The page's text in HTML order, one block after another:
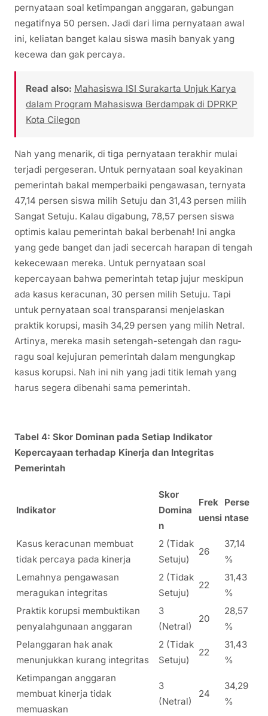
pernyataan soal ketimpangan anggaran, gabungan
negatifnya 50 persen. Jadi dari lima pernyataan awal
ini, keliatan banget kalau siswa masih banyak yang
kecewa dan gak percaya.
Read also: Mahasiswa ISI Surakarta Unjuk Karya
dalam Program Mahasiswa Berdampak di DPRKP
Kota Cilegon
Nah yang menarik, di tiga pernyataan terakhir mulai
terjadi pergeseran. Untuk pernyataan soal keyakinan
pemerintah bakal memperbaiki pengawasan, ternyata
47,14 persen siswa milih Setuju dan 31,43 persen milih
Sangat Setuju. Kalau digabung, 78,57 persen siswa
optimis kalau pemerintah bakal berbenah! Ini angka
yang gede banget dan jadi secercah harapan di tengah
kekecewaan mereka. Untuk pernyataan soal
kepercayaan bahwa pemerintah tetap jujur meskipun
ada kasus keracunan, 30 persen milih Setuju. Tapi
untuk pernyataan soal transparansi menjelaskan
praktik korupsi, masih 34,29 persen yang milih Netral.
Artinya, mereka masih setengah-setengah dan ragu-
ragu soal kejujuran pemerintah dalam mengungkap
kasus korupsi. Nah ini nih yang jadi titik lemah yang
harus segera dibenahi sama pemerintah.
Tabel 4: Skor Dominan pada Setiap Indikator
Kepercayaan terhadap Kinerja dan Integritas
Pemerintah
Indikator
Skor
Domina
n
Frek
uensi
Perse
ntase
Kasus keracunan membuat
tidak percaya pada kinerja
2 (Tidak
Setuju)
26
37,14
%
Lemahnya pengawasan
meragukan integritas
2 (Tidak
Setuju)
22
31,43
%
Praktik korupsi membuktikan
penyalahgunaan anggaran
3
(Netral)
20
28,57
%
Pelanggaran hak anak
menunjukkan kurang integritas
2 (Tidak
Setuju)
22
31,43
%
Ketimpangan anggaran
membuat kinerja tidak
memuaskan
3
(Netral)
24
34,29
%